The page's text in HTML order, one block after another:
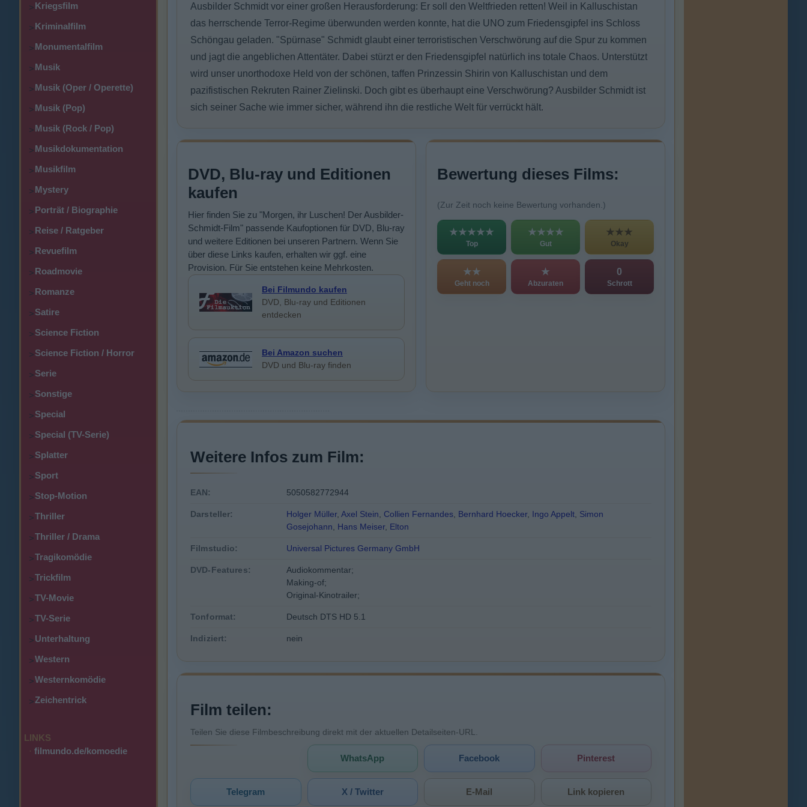
>Kriegsfilm
>Kriminalfilm
>Monumentalfilm
>Musik
>Musik (Oper / Operette)
>Musik (Pop)
>Musik (Rock / Pop)
>Musikdokumentation
>Musikfilm
>Mystery
>Porträt / Biographie
>Reise / Ratgeber
>Revuefilm
>Roadmovie
>Romanze
>Satire
>Science Fiction
>Science Fiction / Horror
>Serie
>Sonstige
>Special
>Special (TV-Serie)
>Splatter
>Sport
>Stop-Motion
>Thriller
>Thriller / Drama
>Tragikomödie
>Trickfilm
>TV-Movie
>TV-Serie
>Unterhaltung
>Western
>Westernkomödie
>Zeichentrick
LINKS
· filmundo.de/komoedie
Ausbilder Schmidt vor einer großen Herausforderung: Er soll den Weltfrieden retten! Weil in Kalluschistan
das herrschende Terror-Regime überwunden werden konnte, hat die UNO zum Friedensgipfel ins Schloss
Schöngau geladen. "Spürnase" Schmidt glaubt einer terroristischen Verschwörung auf die Spur zu kommen
und jagt die angeblichen Attentäter. Dabei stürzt er den Friedensgipfel natürlich ins totale Chaos. Unterstützt
wird unser unorthodoxe Held von der schönen, taffen Prinzessin Shirin von Kalluschistan und dem
pazifistischen Rekruten Rainer Zielinski. Doch gibt es überhaupt eine Verschwörung? Ausbilder Schmidt ist
sich seiner Sache wie immer sicher, während ihn die restliche Welt für verrückt hält.
DVD, Blu-ray und Editionen
kaufen
Hier finden Sie zu "Morgen, ihr Luschen! Der Ausbilder-
Schmidt-Film" passende Kaufoptionen für DVD, Blu-ray
und weitere Editionen bei unseren Partnern. Wenn Sie
über diese Links kaufen, erhalten wir ggf. eine
Provision. Für Sie entstehen keine Mehrkosten.
Bei Filmundo kaufen
DVD, Blu-ray und Editionen
entdecken
Bei Amazon suchen
DVD und Blu-ray finden
Bewertung dieses Films:
(Zur Zeit noch keine Bewertung vorhanden.)
★★★★★
Top
★★★★
Gut
★★★
Okay
★★
Geht noch
★
Abzuraten
0
Schrott
Weitere Infos zum Film:
EAN: 5050582772944
Darsteller: Holger Müller, Axel Stein Collien Fernandes Bernhard Hoecker, Ingo Appelt Simon
Gosejohann
Hans Meiser, Elton
Filmstudio: Universal Pictures Germany GmbH
DVD-Features:
Audiokommentar;
Making-of;
Original-Kinotrailer;
Tonformat: Deutsch DTS HD 5.1
Indiziert: nein
Film teilen:
Teilen Sie diese Filmbeschreibung direkt mit der aktuellen Detailseiten-URL.
WhatsApp Facebook Pinterest
Telegram X / Twitter E-Mail Link kopieren